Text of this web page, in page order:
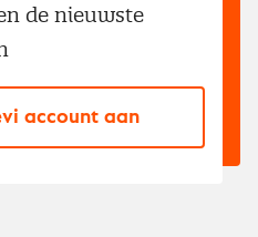
de nieuwste
account aan